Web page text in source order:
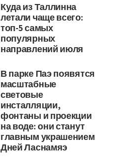
Куда из Таллинна
летали чаще всего:
топ-5 самых
популярных
направлений июля
В парке Паэ появятся
масштабные
световые
инсталляции,
фонтаны и проекции
на воде: они станут
главным украшением
Дней Ласнамяэ